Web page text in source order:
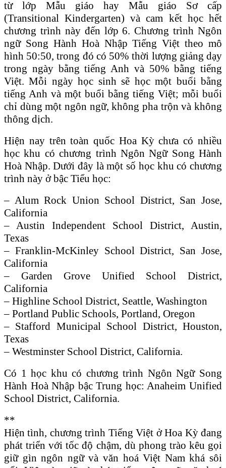
từ lớp Mẫu giáo hay Mẫu giáo Sơ cấp
(Transitional Kindergarten) và cam kết học hết
chương trình này đến lớp 6. Chương trình Ngôn
ngữ Song Hành Hoà Nhập Tiếng Việt theo mô
hình 50:50, trong đó có 50% thời lượng giảng dạy
trong ngày bằng tiếng Anh và 50% bằng tiếng
Việt. Mỗi ngày học sinh sẽ học một buổi bằng
tiếng Anh và một buổi bằng tiếng Việt; mỗi buổi
chỉ dùng một ngôn ngữ, không pha trộn và không
thông dịch.
Hiện nay trên toàn quốc Hoa Kỳ chưa có nhiều
học khu có chương trình Ngôn Ngữ Song Hành
Hoà Nhập. Dưới đây là một số học khu có chương
trình này ở bậc Tiểu học:
– Alum Rock Union School District, San Jose,
California
– Austin Independent School District, Austin,
Texas
– Franklin-McKinley School District, San Jose,
California
– Garden Grove Unified School District,
California
– Highline School District, Seattle, Washington
– Portland Public Schools, Portland, Oregon
– Stafford Municipal School District, Houston,
Texas
– Westminster School District, California.
Có 1 học khu có chương trình Ngôn Ngữ Song
Hành Hoà Nhập bậc Trung học: Anaheim Unified
School District, California.
**
Hiện tình, chương trình Tiếng Việt ở Hoa Kỳ đang
phát triển với tốc độ chậm, dù phong trào kêu gọi
giữ gìn ngôn ngữ và văn hoá Việt Nam khá sôi